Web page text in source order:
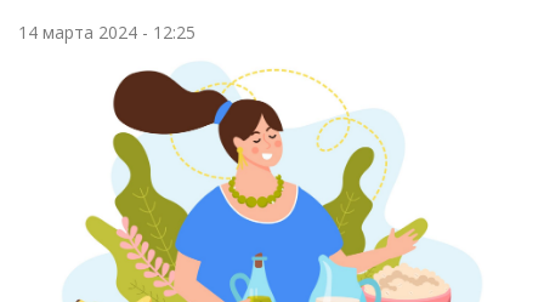
14 марта 2024 - 12:25